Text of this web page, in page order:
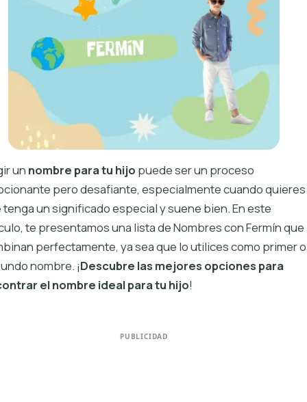
un nombre para tu hijo puede ser un proceso
pero desafiante, especialmente cuando quieres
tenga un significado especial y suene bien. En este
te presentamos una lista de Nombres con Fermín que
perfectamente, ya sea que lo utilices como primer o
nombre. ¡Descubre las mejores opciones para
el nombre ideal para tu hijo!
PUBLICIDAD